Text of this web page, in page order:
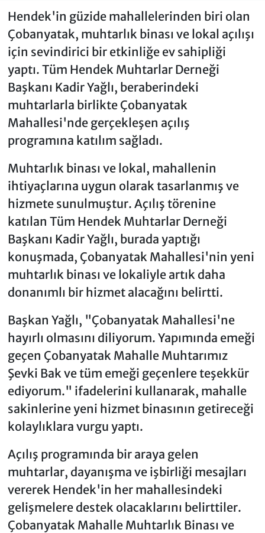
Hendek'in güzide mahallelerinden biri olan
Çobanyatak, muhtarlık binası ve lokal açılışı
için sevindirici bir etkinliğe ev sahipliği
yaptı. Tüm Hendek Muhtarlar Derneği
Başkanı Kadir Yağlı, beraberindeki
muhtarlarla birlikte Çobanyatak
Mahallesi'nde gerçekleşen açılış
programına katılım sağladı.
Muhtarlık binası ve lokal, mahallenin
ihtiyaçlarına uygun olarak tasarlanmış ve
hizmete sunulmuştur. Açılış törenine
katılan Tüm Hendek Muhtarlar Derneği
Başkanı Kadir Yağlı, burada yaptığı
konuşmada, Çobanyatak Mahallesi'nin yeni
muhtarlık binası ve lokaliyle artık daha
donanımlı bir hizmet alacağını belirtti.
Başkan Yağlı, "Çobanyatak Mahallesi'ne
hayırlı olmasını diliyorum. Yapımında emeği
geçen Çobanyatak Mahalle Muhtarımız
Şevki Bak ve tüm emeği geçenlere teşekkür
ediyorum." ifadelerini kullanarak, mahalle
sakinlerine yeni hizmet binasının getireceği
kolaylıklara vurgu yaptı.
Açılış programında bir araya gelen
muhtarlar, dayanışma ve işbirliği mesajları
vererek Hendek'in her mahallesindeki
gelişmelere destek olacaklarını belirttiler.
Çobanyatak Mahalle Muhtarlık Binası ve